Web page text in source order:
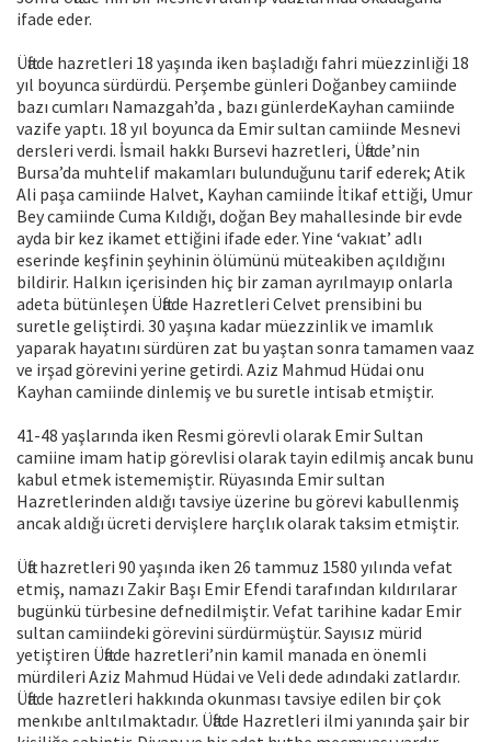
ifade eder.
Üftade hazretleri 18 yaşında iken başladığı fahri müezzinliği 18
yıl boyunca sürdürdü. Perşembe günleri Doğanbey camiinde
bazı cumları Namazgah’da , bazı günlerdeKayhan camiinde
vazife yaptı. 18 yıl boyunca da Emir sultan camiinde Mesnevi
dersleri verdi. İsmail hakkı Bursevi hazretleri, Üftade’nin
Bursa’da muhtelif makamları bulunduğunu tarif ederek; Atik
Ali paşa camiinde Halvet, Kayhan camiinde İtikaf ettiği, Umur
Bey camiinde Cuma Kıldığı, doğan Bey mahallesinde bir evde
ayda bir kez ikamet ettiğini ifade eder. Yine ‘vakıat’ adlı
eserinde keşfinin şeyhinin ölümünü müteakiben açıldığını
bildirir. Halkın içerisinden hiç bir zaman ayrılmayıp onlarla
adeta bütünleşen Üftade Hazretleri Celvet prensibini bu
suretle geliştirdi. 30 yaşına kadar müezzinlik ve imamlık
yaparak hayatını sürdüren zat bu yaştan sonra tamamen vaaz
ve irşad görevini yerine getirdi. Aziz Mahmud Hüdai onu
Kayhan camiinde dinlemiş ve bu suretle intisab etmiştir.
41-48 yaşlarında iken Resmi görevli olarak Emir Sultan
camiine imam hatip görevlisi olarak tayin edilmiş ancak bunu
kabul etmek istememiştir. Rüyasında Emir sultan
Hazretlerinden aldığı tavsiye üzerine bu görevi kabullenmiş
ancak aldığı ücreti dervişlere harçlık olarak taksim etmiştir.
Üfta hazretleri 90 yaşında iken 26 tammuz 1580 yılında vefat
etmiş, namazı Zakir Başı Emir Efendi tarafından kıldırılarar
bugünkü türbesine defnedilmiştir. Vefat tarihine kadar Emir
sultan camiindeki görevini sürdürmüştür. Sayısız mürid
yetiştiren Üftade hazretleri’nin kamil manada en önemli
mürdileri Aziz Mahmud Hüdai ve Veli dede adındaki zatlardır.
Üftade hazretleri hakkında okunması tavsiye edilen bir çok
menkıbe anltılmaktadır. Üftade Hazretleri ilmi yanında şair bir